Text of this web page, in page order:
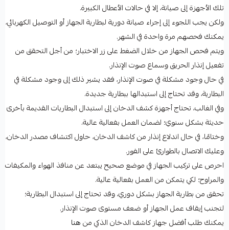
تلك الأجهزة إلى صيانة، إلا في حالات الأعطال الكبيرة.
ولكن يجب اللجوء إلى إجراء صيانة دورية لبطارية الجهاز أو التوصيل الكهربائي،
يمكنك فحصهم مرة واحدة في الشهر.
ويتم فحص الجهاز من خلال الضغط على زر الاختبار؛ من أجل التحقق من
تفعيل إنذار الحريق وسماع صوت الإنذار.
في حال وجود مشكلة في صوت الإنذار، فقد يشير ذلك إلى وجود مشكلة في
البطارية، وقد تحتاج إلى استبدالها ببطارية جديدة.
وفي الغالب، تحتاج أجهزة كشف الدخان إلى استبدال البطاريات القديمة بأخرى
حديثة بشكل سنوي؛ لضمان العمل بفعالية عالية.
وختامًا، في حال اندلاع إنذار من كاشف الدخان، حاول اكتشاف مصدر الدخان،
وعليك الاتصال بالطوارئ على الفور.
احرص على تركيب الجهاز في موضع صحيح يبتعد عن منافذ الهواء والمكيفات
والمراوح؛ لكي يتمكن من العمل بفعالية عالية.
تحقق من بطارية الجهاز بشكل دوري، وقد تحتاج إلى استبدال البطارية؛
لتجنب إيقاف عمل الجهاز أو ضعف مستوى صوت الإنذار.
يمكنك طلب أفضل جهاز كاشف الدخان الذكي منهنا